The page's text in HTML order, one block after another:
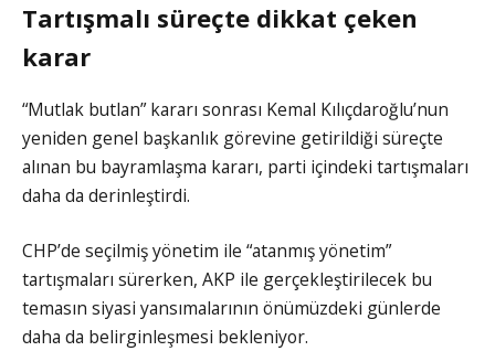
Tartışmalı süreçte dikkat çeken
karar
“Mutlak butlan” kararı sonrası Kemal Kılıçdaroğlu’nun
yeniden genel başkanlık görevine getirildiği süreçte
alınan bu bayramlaşma kararı, parti içindeki tartışmaları
daha da derinleştirdi.
CHP’de seçilmiş yönetim ile “atanmış yönetim”
tartışmaları sürerken, AKP ile gerçekleştirilecek bu
temasın siyasi yansımalarının önümüzdeki günlerde
daha da belirginleşmesi bekleniyor.